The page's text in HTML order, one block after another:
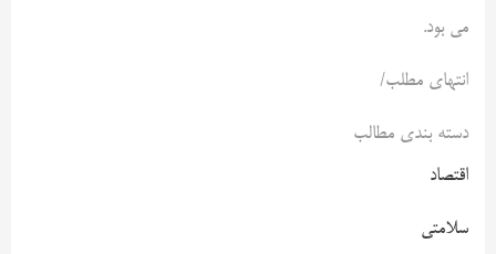
می بود.
انتهای مطلب/
دسته بندی مطالب
اقتصاد
سلامتی